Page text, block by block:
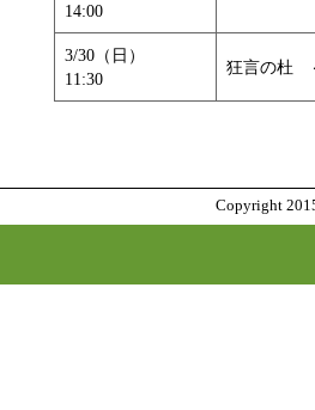
14:00
3/30（日）
11:30
狂言の杜
Copyright